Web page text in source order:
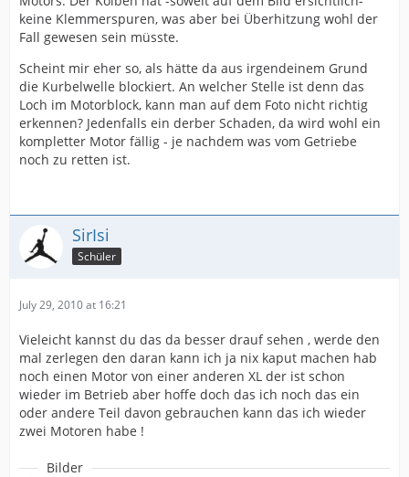
keine Klemmerspuren, was aber bei Überhitzung wohl der
Fall gewesen sein müsste.
Scheint mir eher so, als hätte da aus irgendeinem Grund
die Kurbelwelle blockiert. An welcher Stelle ist denn das
Loch im Motorblock, kann man auf dem Foto nicht richtig
erkennen? Jedenfalls ein derber Schaden, da wird wohl ein
kompletter Motor fällig - je nachdem was vom Getriebe
noch zu retten ist.
SirIsi
Schüler
July 29, 2010 at 16:21
Vieleicht kannst du das da besser drauf sehen , werde den
mal zerlegen den daran kann ich ja nix kaput machen hab
noch einen Motor von einer anderen XL der ist schon
wieder im Betrieb aber hoffe doch das ich noch das ein
oder andere Teil davon gebrauchen kann das ich wieder
zwei Motoren habe !
Bilder